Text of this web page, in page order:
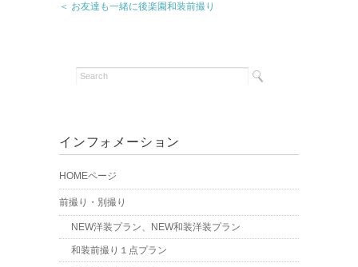
＜ お友達も一緒に後楽園和装前撮り
インフォメーション
HOMEページ
前撮り・別撮り
NEW洋装プラン、NEW和装洋装プラン
和装前撮り１点プラン